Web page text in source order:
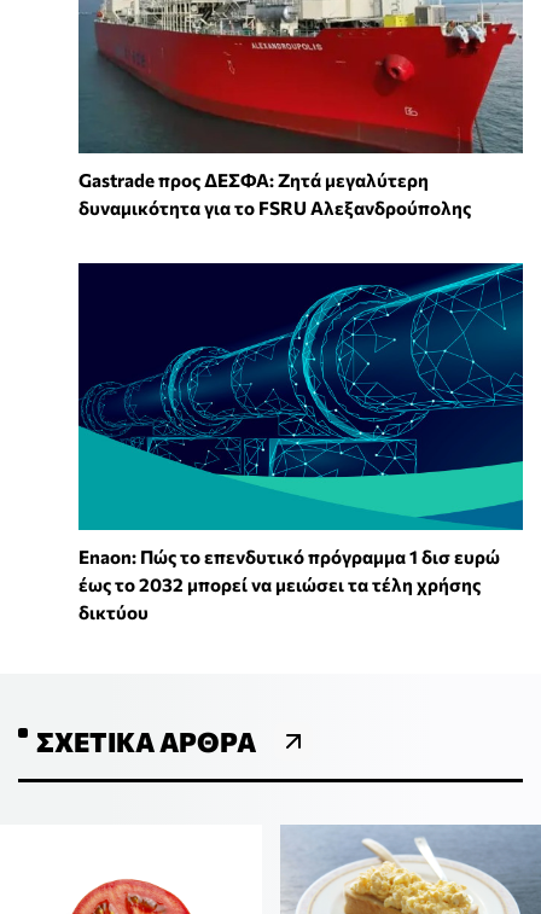
Gastrade προς ΔΕΣΦΑ: Ζητά μεγαλύτερη
δυναμικότητα για το FSRU Αλεξανδρούπολης
Enaon: Πώς το επενδυτικό πρόγραμμα 1 δισ ευρώ
έως το 2032 μπορεί να μειώσει τα τέλη χρήσης
δικτύου
ΣΧΕΤΙΚΆ ΆΡΘΡΑ